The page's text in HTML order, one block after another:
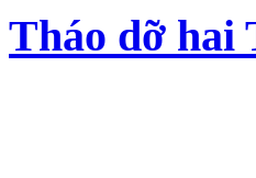
Tháo dỡ hai